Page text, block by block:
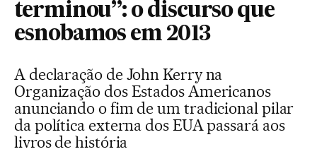
terminou”: o discurso que
esnobamos em 2013
A declaração de John Kerry na
Organização dos Estados Americanos
anunciando o fim de um tradicional pilar
da política externa dos EUA passará aos
livros de história